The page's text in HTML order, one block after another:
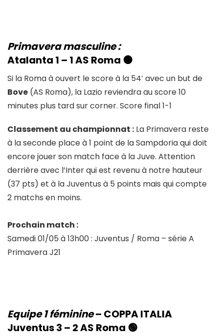
Primavera masculine :
Atalanta 1 – 1AS Roma 🟠
Si la Roma à ouvert le score à la 54′ avec un but de
Bove (AS Roma), la Lazio reviendra au score 10
minutes plus tard sur corner. Score final 1-1
Classement au championnat : La Primavera reste
à la seconde place à 1 point de la Sampdoria qui doit
encore jouer son match face à la Juve. Attention
derrière avec l’Inter qui est revenu à notre hauteur
(37 pts) et à la Juventus à 5 points mais qui compte
2 matchs en moins.
Prochain match :
Samedi 01/05 à 13h00 : Juventus / Roma – série A
Primavera J21
Equipe 1 féminine– COPPA ITALIA
Juventus 3 – 2AS Roma 🟢